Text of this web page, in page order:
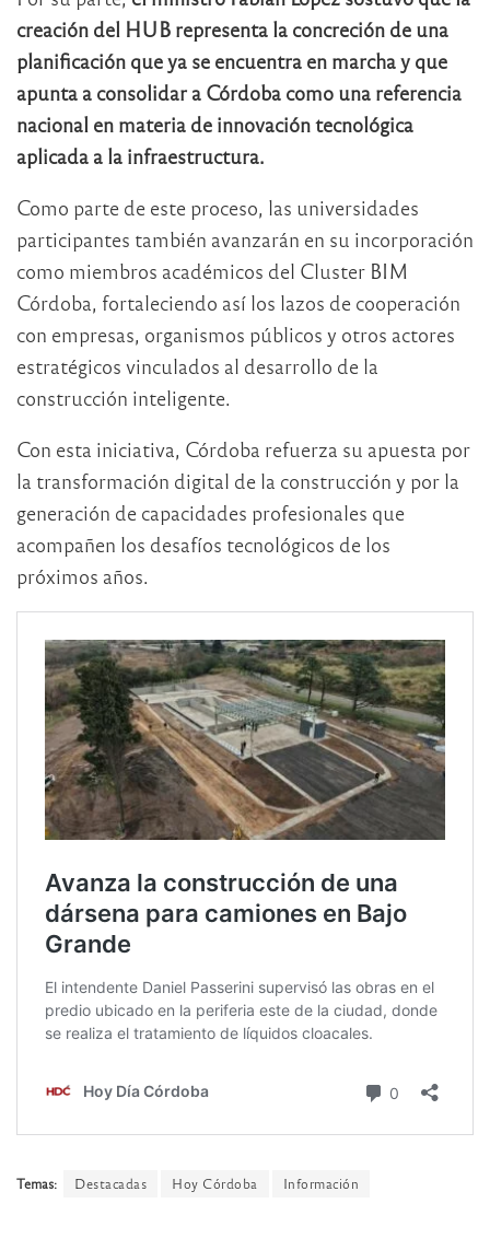
creación del HUB representa la concreción de una
planificación que ya se encuentra en marcha y que
apunta a consolidar a Córdoba como una referencia
nacional en materia de innovación tecnológica
aplicada a la infraestructura.
Como parte de este proceso, las universidades
participantes también avanzarán en su incorporación
como miembros académicos del Cluster BIM
Córdoba, fortaleciendo así los lazos de cooperación
con empresas, organismos públicos y otros actores
estratégicos vinculados al desarrollo de la
construcción inteligente.
Con esta iniciativa, Córdoba refuerza su apuesta por
la transformación digital de la construcción y por la
generación de capacidades profesionales que
acompañen los desafíos tecnológicos de los
próximos años.
Temas: Destacadas Hoy Córdoba Información